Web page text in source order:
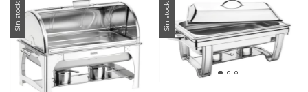
Sin stock Sin stock